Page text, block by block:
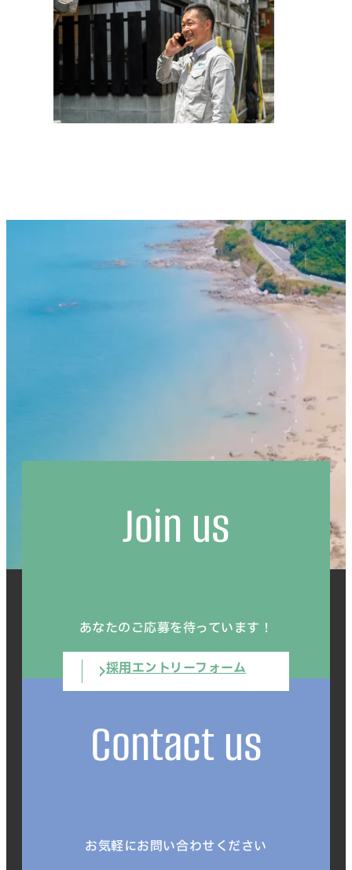
Join us
あなたのご応募を待っています！
採用エントリーフォーム
Contact us
お気軽にお問い合わせください